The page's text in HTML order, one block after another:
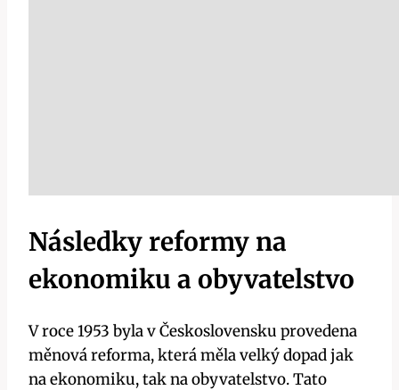
Následky reformy na
ekonomiku a obyvatelstvo
V roce 1953 byla v Československu provedena
měnová reforma, která měla velký dopad jak
na ekonomiku, tak na obyvatelstvo. Tato